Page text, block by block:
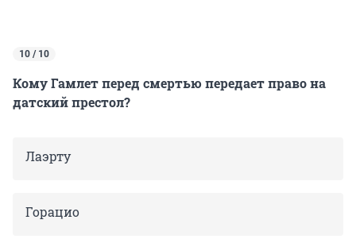
10 / 10
Кому Гамлет перед смертью передает право на
датский престол?
Лаэрту
Горацио